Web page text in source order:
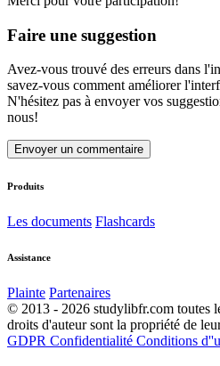
Faire une suggestion
Avez-vous trouvé des erreurs dans
savez-vous comment améliorer
N'hésitez pas à envoyer vos
nous!
Envoyer un commentaire
Produits
Les documents Flashcards
Assistance
Plainte Partenaires
© 2013 - 2026 studylibfr.com toutes
droits d'auteur sont la propriété de
GDPR Confidentialité Conditions